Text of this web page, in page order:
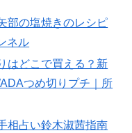
部の塩焼きのレシピ
ネル
はどこで買える？新
つめ切りプチ｜所
相占い鈴木淑茜指南